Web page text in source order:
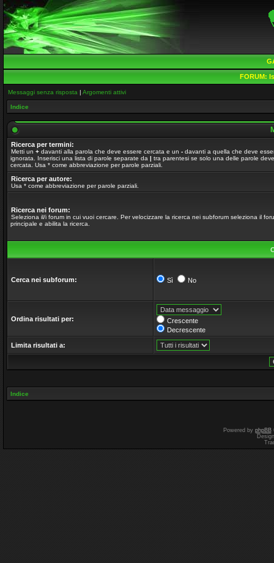
FORUM:
Messaggi senza risposta | Argomenti attivi
Indice
Ricerca per termini:
Metti un + davanti alla parola che deve essere cercata e un - davanti a quella che deve
ignorata. Inserisci una lista di parole separate da | tra parentesi se solo una delle parole
cercata. Usa * come abbreviazione per parole parziali.
Ricerca per autore:
Usa * come abbreviazione per parole parziali.
Ricerca nei forum:
Seleziona il/i forum in cui vuoi cercare. Per velocizzare la ricerca nei subforum seleziona il
principale e abilita la ricerca.
Cerca nei subforum: Sì No
Ordina risultati per:
Crescente
Decrescente
Limita risultati a:
Indice
Powered by phpBB